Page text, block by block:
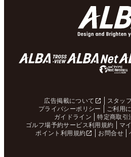
広告掲載について スタッ
プライバシーポリシー
ご利用
ガイドライン
特定商取引
ゴルフ場予約サービス利用規約
マ
ポイント利用規約
お問合せ